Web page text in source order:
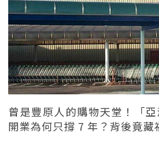
曾是豐原人的購物天堂！「
開業為何只撐 7 年？背後竟藏